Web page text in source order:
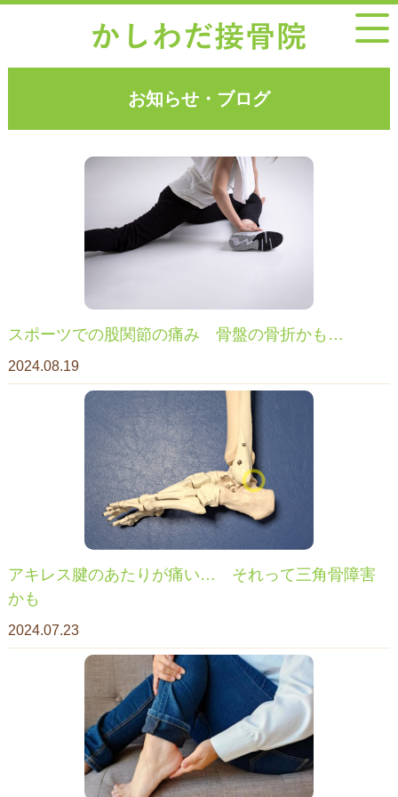
お知らせ・ブログ
スポーツでの股関節の痛み 骨盤の骨折かも…
2024.08.19
アキレス腱のあたりが痛い… それって三角骨障害
かも
2024.07.23